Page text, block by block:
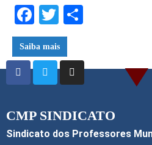
F
ac
e
b
o
o
k
T
w
itt
er
ar
e
Saiba mais
CMP SINDICATO
Sindicato dos Professores